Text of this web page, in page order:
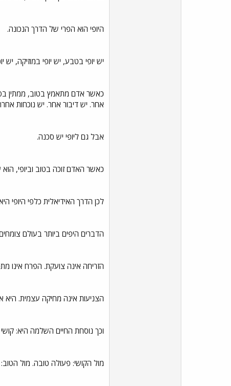
היופי הוא הפרי של הדרך הנכונה.
יש יופי בטבע, יש יופי במוזיקה, יש
כאשר אדם מתאמץ בטוב, ממתין
אחר. יש דיבור אחר. יש נוכחות
אבל גם ליופי יש סכנה.
כאשר האדם זוכה בטוב וביופי,
לכן הדרך האידיאלית כלפי היופי
הדברים היפים ביותר בעולם
הזריחה אינה צועקת. הפרח אינו
הצניעות אינה מחיקה עצמית. היא
וכך נוסחת החיים השלמה היא:
מול הקושי: פעולה טובה. מול